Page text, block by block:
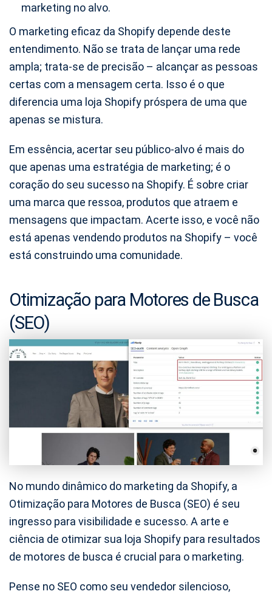
marketing no alvo.
O marketing eficaz da Shopify depende deste
entendimento. Não se trata de lançar uma rede
ampla; trata-se de precisão – alcançar as pessoas
certas com a mensagem certa. Isso é o que
diferencia uma loja Shopify próspera de uma que
apenas se mistura.
Em essência, acertar seu público-alvo é mais do
que apenas uma estratégia de marketing; é o
coração do seu sucesso na Shopify. É sobre criar
uma marca que ressoa, produtos que atraem e
mensagens que impactam. Acerte isso, e você não
está apenas vendendo produtos na Shopify – você
está construindo uma comunidade.
Otimização para Motores de Busca
(SEO)
No mundo dinâmico do marketing da Shopify, a
Otimização para Motores de Busca (SEO) é seu
ingresso para visibilidade e sucesso. A arte e
ciência de otimizar sua loja Shopify para resultados
de motores de busca é crucial para o marketing.
Pense no SEO como seu vendedor silencioso,